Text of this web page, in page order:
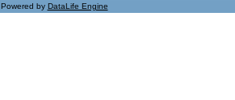
Powered by DataLife Engine